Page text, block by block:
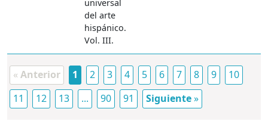
universal
del arte
hispánico.
Vol. III.
« Anterior 1 2 3 4 5 6 7 8 9
10
11
12 13 ... 90 91 Siguiente»